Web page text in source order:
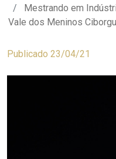
Mestrando em
Vale dos Meninos
Publicado 23/04/21